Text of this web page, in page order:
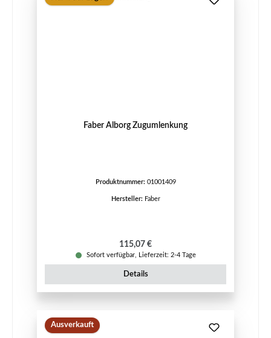
Faber Alborg Zugumlenkung
Produktnummer: 01001409
Hersteller: Faber
Regulärer Preis:
115,07 €
Sofort verfügbar, Lieferzeit: 2-4 Tage
Details
Ausverkauft